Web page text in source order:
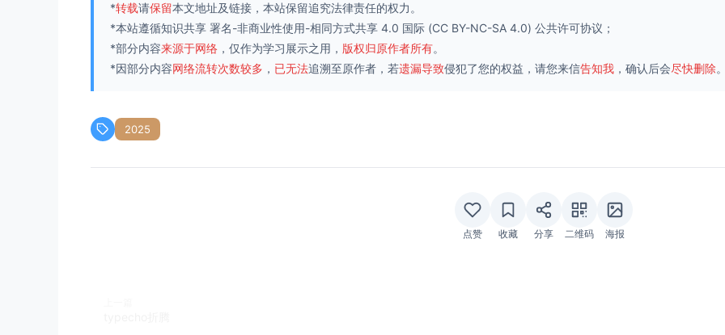
*转载请保留本文地址及链接，本站保留追究法律责任的权力。
*本站遵循知识共享 署名-非商业性使用-相同方式共享 4.0 国际 (CC BY-NC-SA 4.0) 公共许可协议；
*部分内容来源于网络 ，仅作为学习展示之用， 版权归原作者所有。
*因部分内容网络流转次数较多 ， 已无法追溯至原作者，若遗漏导致侵犯了您的权益，请您来信告知我 ，确认后会尽快删除
2025
点赞 收藏 分享 二维码 海报